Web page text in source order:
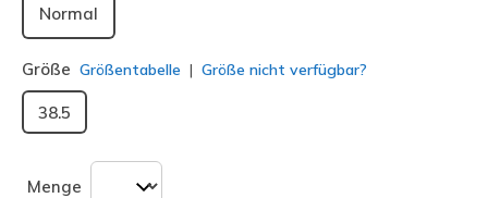
Normal
Größe Größentabelle Größe nicht verfügbar?
38.5
Menge